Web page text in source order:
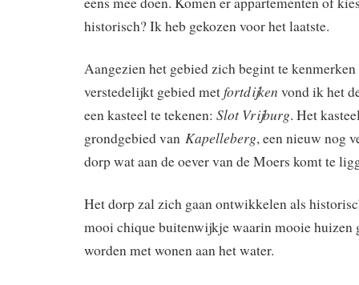
historisch? Ik heb gekozen voor het laatste.
Aangezien het gebied zich begint te
verstedelijkt gebied metfortdijken vond ik het
een kasteel te tekenen: Slot Vrijburg. Het
grondgebied van Kapelleberg, een nieuw nog
dorp wat aan de oever van de Moers komt te
Het dorp zal zich gaan ontwikkelen als
mooi chique buitenwijkje waarin mooie huizen
worden met wonen aan het water.